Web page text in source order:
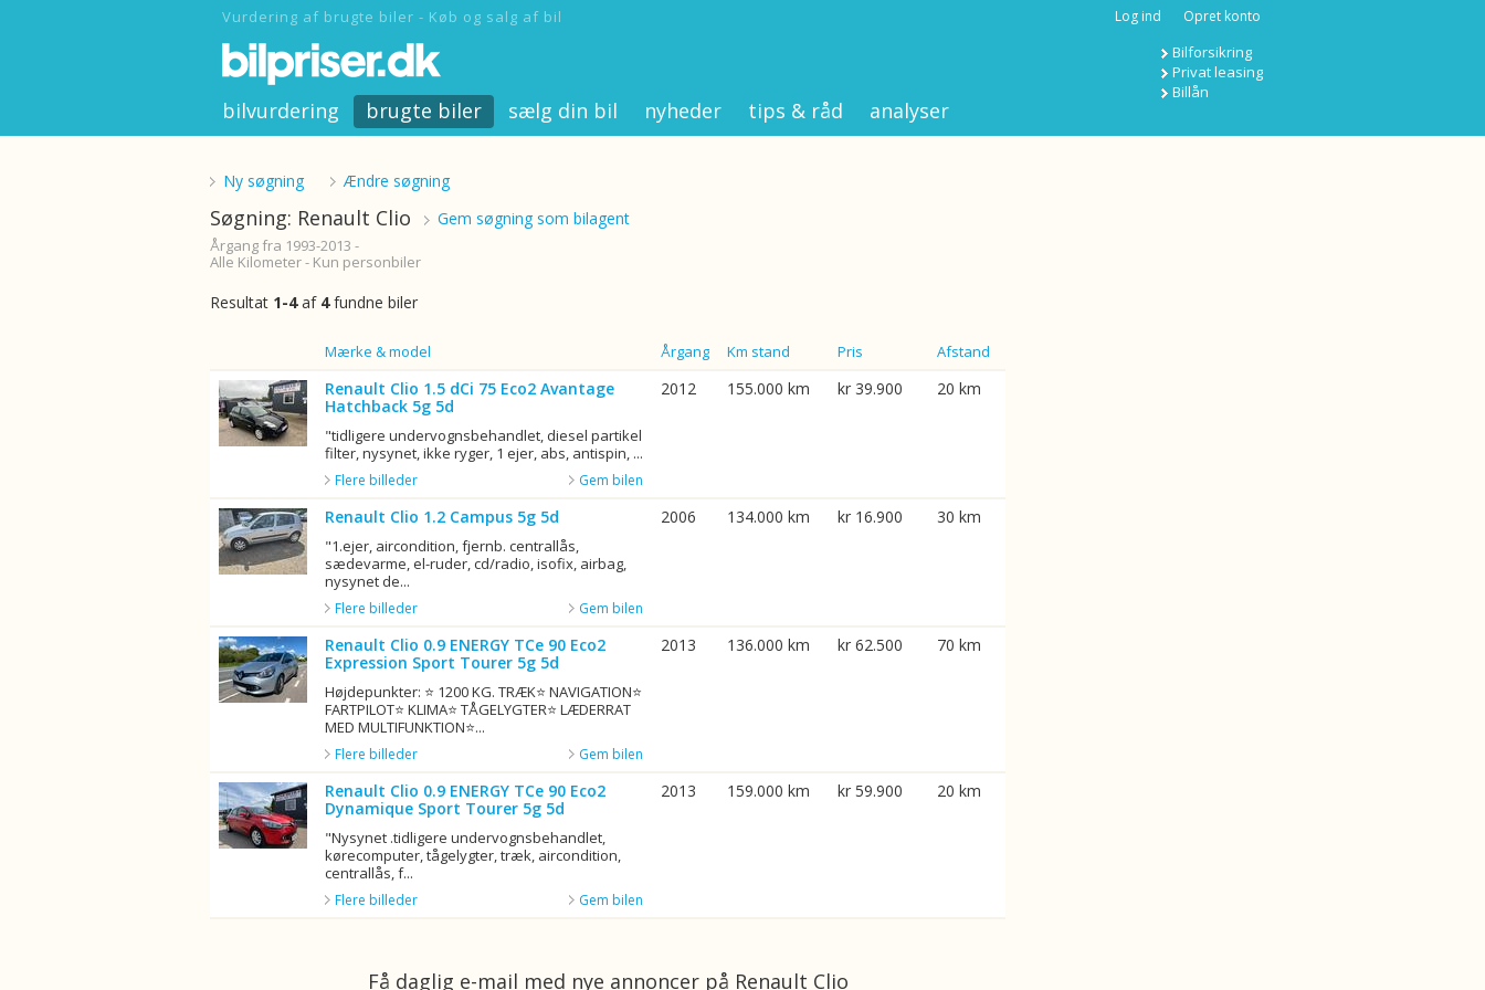
Vurdering af brugte biler - Køb og salg af bil Log ind Opret konto
Bilforsikring
Privat leasing
Billån
bilvurdering brugte biler sælg din bil nyheder tips & råd analyser
Ny søgning Ændre søgning
Søgning: Renault Clio Gem søgning som bilagent
Årgang fra 1993-2013 -
Alle Kilometer - Kun personbiler
Resultat 1-4af 4fundne biler
Mærke & model Årgang Km stand Pris Afstand
Renault Clio 1.5 dCi 75 Eco2 Avantage
Hatchback 5g 5d
"tidligere undervognsbehandlet, diesel partikel
filter, nysynet, ikke ryger, 1 ejer, abs, antispin, ...
Gem bilen
Flere billeder
2012 155.000 km kr 39.900 20 km
Renault Clio 1.2 Campus 5g 5d
"1.ejer, aircondition, fjernb. centrallås,
sædevarme, el-ruder, cd/radio, isofix, airbag,
nysynet de...
Gem bilen
Flere billeder
2006 134.000 km kr 16.900 30 km
Renault Clio 0.9 ENERGY TCe 90 Eco2
Expression Sport Tourer 5g 5d
Højdepunkter: ⭐ 1200 KG. TRÆK⭐ NAVIGATION⭐
FARTPILOT⭐ KLIMA⭐ TÅGELYGTER⭐ LÆDERRAT
MED MULTIFUNKTION⭐...
Gem bilen
Flere billeder
2013 136.000 km kr 62.500 70 km
Renault Clio 0.9 ENERGY TCe 90 Eco2
Dynamique Sport Tourer 5g 5d
"Nysynet .tidligere undervognsbehandlet,
kørecomputer, tågelygter, træk, aircondition,
centrallås, f...
Gem bilen
Flere billeder
2013 159.000 km kr 59.900 20 km
Få daglig e-mail med nye annoncer på Renault Clio